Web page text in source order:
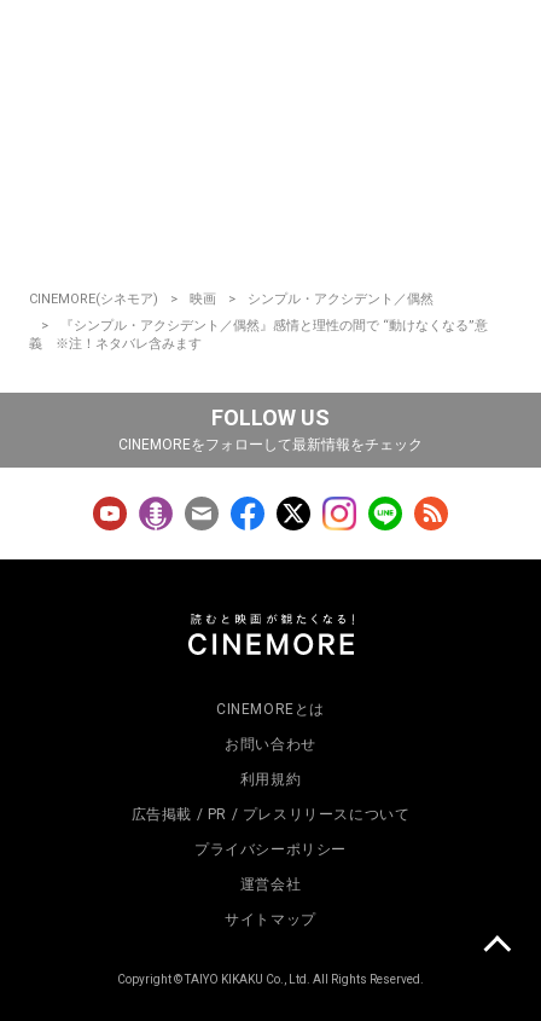
CINEMORE(シネモア) 映画
シンプル・アクシデント／偶然
『シンプル・アクシデント／偶然』感情と理性の間で “動けなくなる”意
義 ※注！ネタバレ含みます
FOLLOW US
CINEMOREをフォローして最新情報をチェック
CINEMOREとは
お問い合わせ
利用規約
広告掲載 / PR / プレスリリースについて
プライバシーポリシー
運営会社
サイトマップ
Copyright © TAIYO KIKAKU Co., Ltd. All Rights Reserved.